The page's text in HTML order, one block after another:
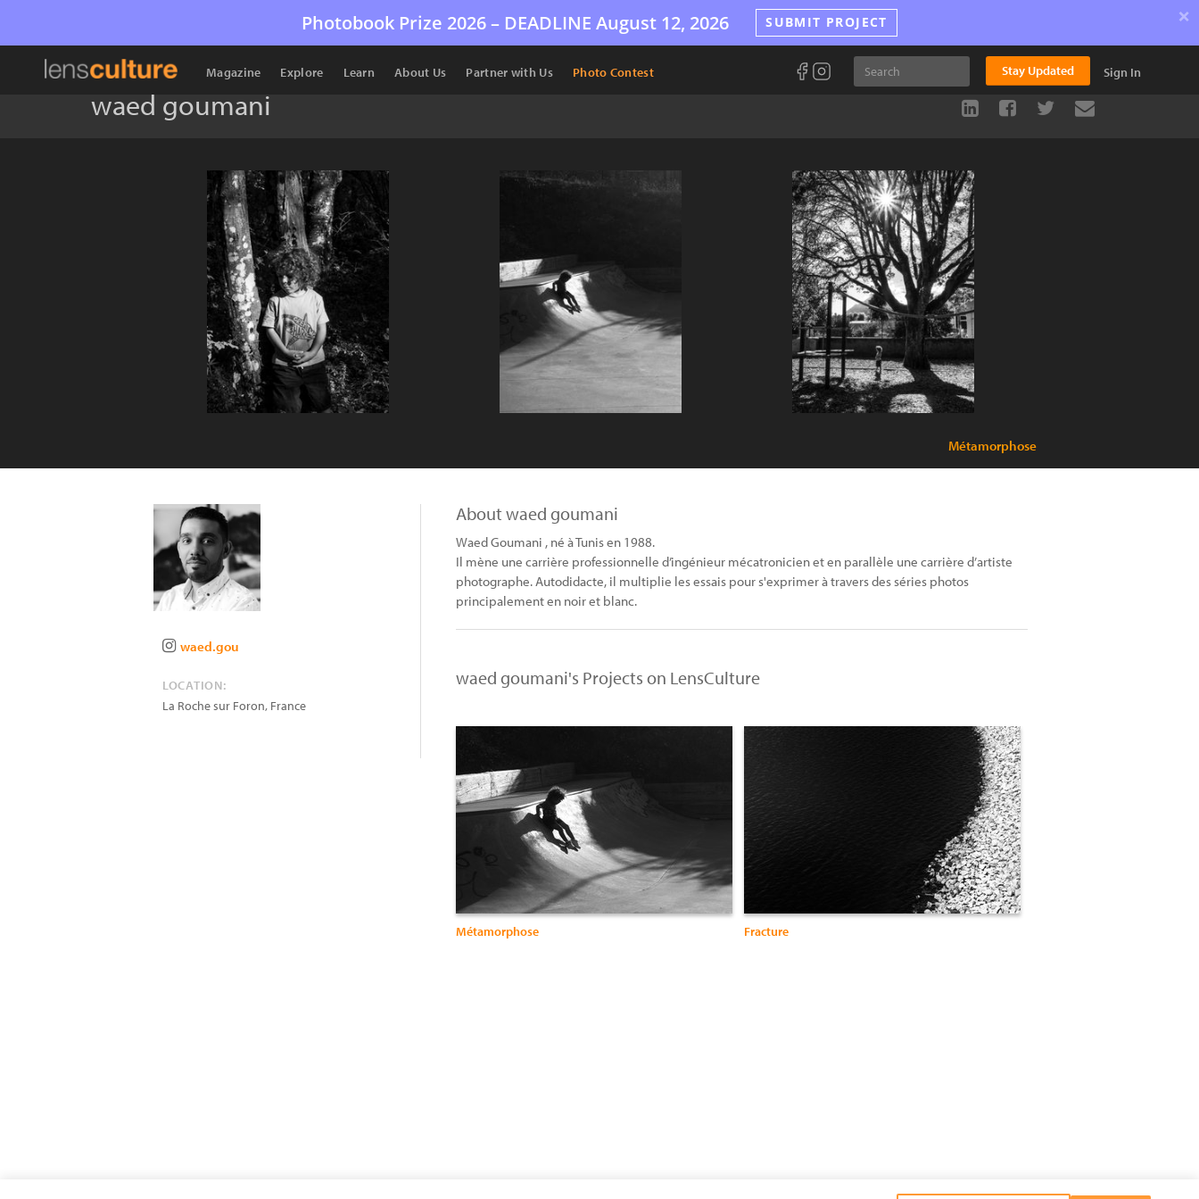
Photobook Prize 2026 – DEADLINE August 12, 2026 SUBMIT PROJECT ×
Magazine Explore Learn About Us Partner with Us Photo Contest Stay Updated Sign In
waed goumani
Métamorphose
waed.gou
LOCATION:
La Roche sur Foron, France
About waed goumani
Waed Goumani , né à Tunis en 1988.
Il mène une carrière professionnelle d’ingénieur mécatronicien et en parallèle une carrière d’artiste
photographe. Autodidacte, il multiplie les essais pour s'exprimer à travers des séries photos
principalement en noir et blanc.
waed goumani's Projects on LensCulture
Métamorphose Fracture